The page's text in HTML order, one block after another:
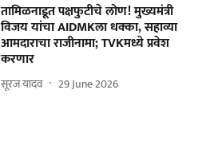
तामिळनाडूत पक्षफुटीचे लोण! मुख्यमंत्री
विजय यांचा AIDMKला धक्का, सहाव्या
आमदाराचा राजीनामा; TVKमध्ये प्रवेश
करणार
सूरज यादव 29 June 2026